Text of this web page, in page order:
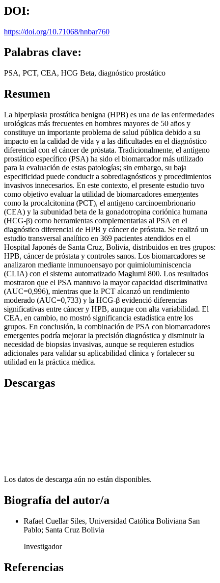
DOI:
https://doi.org/10.71068/hnbar760
Palabras clave:
PSA, PCT, CEA, HCG Beta, diagnóstico prostático
Resumen
La hiperplasia prostática benigna (HPB) es una de las enfermedades
urológicas más frecuentes en hombres mayores de 50 años y
constituye un importante problema de salud pública debido a su
impacto en la calidad de vida y a las dificultades en el diagnóstico
diferencial con el cáncer de próstata. Tradicionalmente, el antígeno
prostático específico (PSA) ha sido el biomarcador más utilizado
para la evaluación de estas patologías; sin embargo, su baja
especificidad puede conducir a sobrediagnósticos y procedimientos
invasivos innecesarios. En este contexto, el presente estudio tuvo
como objetivo evaluar la utilidad de biomarcadores emergentes
como la procalcitonina (PCT), el antígeno carcinoembrionario
(CEA) y la subunidad beta de la gonadotropina coriónica humana
(HCG-β) como herramientas complementarias al PSA en el
diagnóstico diferencial de HPB y cáncer de próstata. Se realizó un
estudio transversal analítico en 369 pacientes atendidos en el
Hospital Japonés de Santa Cruz, Bolivia, distribuidos en tres grupos:
HPB, cáncer de próstata y controles sanos. Los biomarcadores se
analizaron mediante inmunoensayo por quimioluminiscencia
(CLIA) con el sistema automatizado Maglumi 800. Los resultados
mostraron que el PSA mantuvo la mayor capacidad discriminativa
(AUC=0,996), mientras que la PCT alcanzó un rendimiento
moderado (AUC=0,733) y la HCG-β evidenció diferencias
significativas entre cáncer y HPB, aunque con alta variabilidad. El
CEA, en cambio, no mostró significancia estadística entre los
grupos. En conclusión, la combinación de PSA con biomarcadores
emergentes podría mejorar la precisión diagnóstica y disminuir la
necesidad de biopsias invasivas, aunque se requieren estudios
adicionales para validar su aplicabilidad clínica y fortalecer su
utilidad en la práctica médica.
Descargas
Los datos de descarga aún no están disponibles.
Biografía del autor/a
Rafael Cuellar Siles, Universidad Católica Boliviana San
Pablo; Santa Cruz Bolivia
Investigador
Referencias